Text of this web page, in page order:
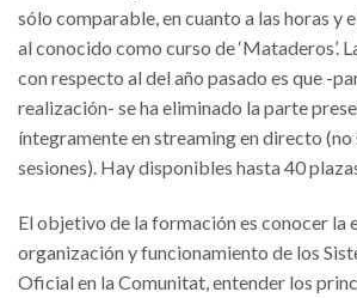
sólo comparable, en cuanto a las horas y
al conocido como curso de ‘Mataderos’.
con respecto al del año pasado es que -
realización- se ha eliminado la parte
íntegramente en streaming en directo (no
sesiones). Hay disponibles hasta 40
El objetivo de la formación es conocer la
organización y funcionamiento de los
Oficial en la Comunitat, entender los